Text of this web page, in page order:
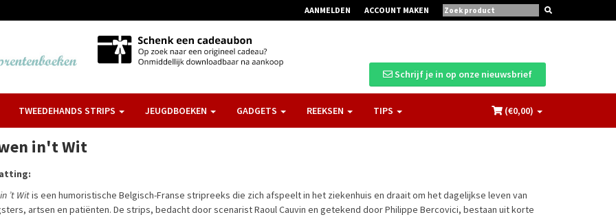
AANMELDEN ACCOUNT MAKEN
Schrijf je in op onze nieuwsbrief
TWEEDEHANDS STRIPS JEUGDBOEKEN GADGETS REEKSEN TIPS (€0,00)
in't Wit
’t Witis een humoristische Belgisch-Franse stripreeks die zich afspeelt in het ziekenhuis en draait om het dagelijkse leven van
artsen en patiënten. De strips, bedacht door scenaristRaoul Cauvin en getekend door Philippe Bercovici, bestaan uit korte